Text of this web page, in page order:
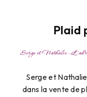
Plaid
Serge et Nathalie :
Serge et
dans la vente de